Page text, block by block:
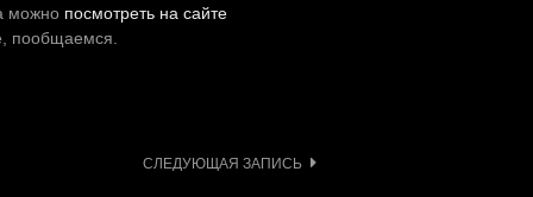
можно посмотреть на сайте
пообщаемся.
СЛЕДУЮЩАЯ ЗАПИСЬ